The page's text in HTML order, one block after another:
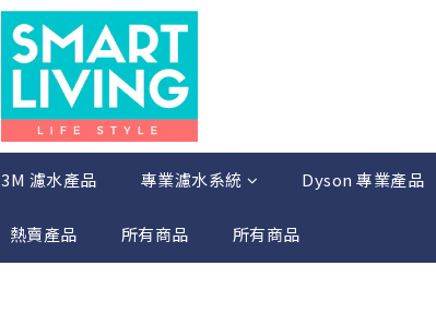
3M 濾水產品 專業濾水系統 Dyson 專業產品
熱賣產品 所有商品 所有商品